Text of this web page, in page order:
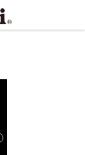
TOYOTA 86 ZN6 ＆